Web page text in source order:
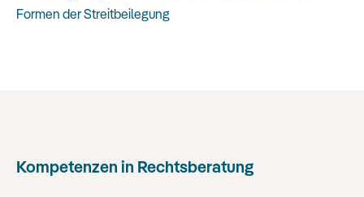
Formen der Streitbeilegung
Kompetenzen in Rechtsberatung